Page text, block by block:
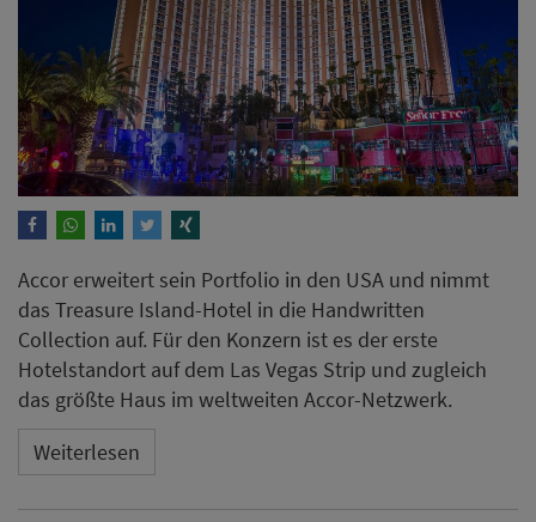
Accor erweitert sein Portfolio in den USA und nimmt
das Treasure Island-Hotel in die Handwritten
Collection auf. Für den Konzern ist es der erste
Hotelstandort auf dem Las Vegas Strip und zugleich
das größte Haus im weltweiten Accor-Netzwerk.
Weiterlesen